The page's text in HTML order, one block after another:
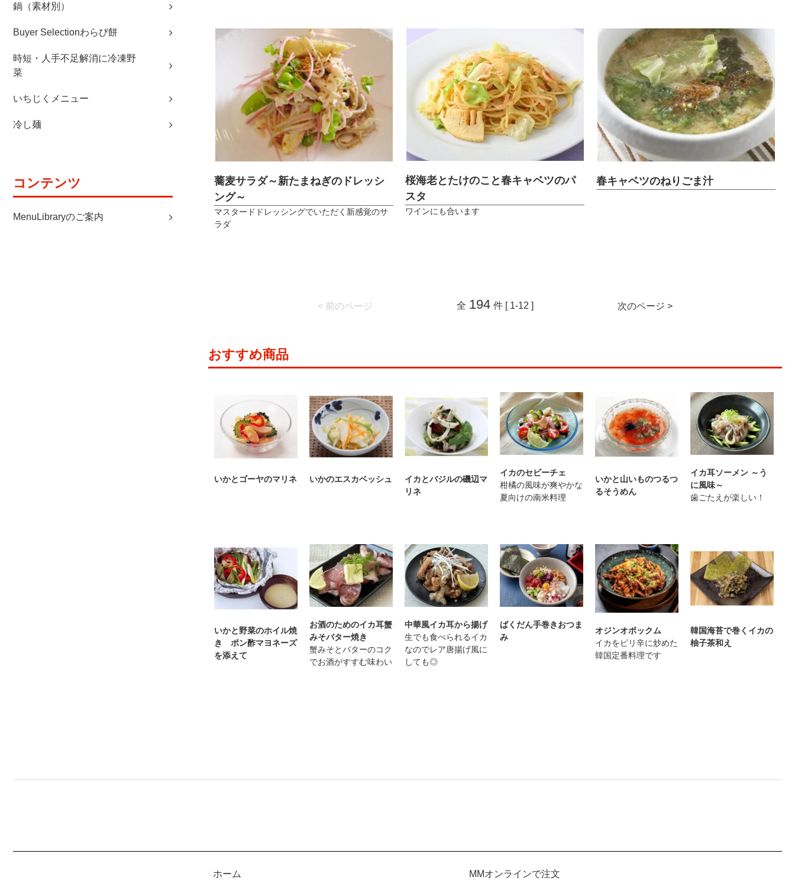
鍋（素材別）
Buyer Selectionわらび餅
時短・人手不足解消に冷凍野
菜
いちじくメニュー
冷し麺
コンテンツ
MenuLibraryのご案内
蕎麦サラダ～新たまねぎのドレッシ
ング～
マスタードドレッシングでいただく新感覚のサ
ラダ
桜海老とたけのこと春キャベツのパ
スタ
ワインにも合います
春キャベツのねりごま汁
< 前のページ 次のページ >
全 194 件 [ 1-12 ]
おすすめ商品
いかとゴーヤのマリネ いかのエスカベッシュ
イカとバジルの磯辺マ
リネ
イカのセビーチェ
柑橘の風味が爽やかな
夏向けの南米料理
いかと山いものつるつ
るそうめん
イカ耳ソーメン ～う
に風味～
歯ごたえが楽しい！
いかと野菜のホイル焼
き ポン酢マヨネーズ
を添えて
お酒のためのイカ耳蟹
みそバター焼き
蟹みそとバターのコク
でお酒がすすむ味わい
中華風イカ耳から揚げ
生でも食べられるイカ
なのでレア唐揚げ風に
しても◎
ばくだん手巻きおつま
み
オジンオポックム
イカをピリ辛に炒めた
韓国定番料理です
韓国海苔で巻くイカの
柚子茶和え
ホーム MMオンラインで注文